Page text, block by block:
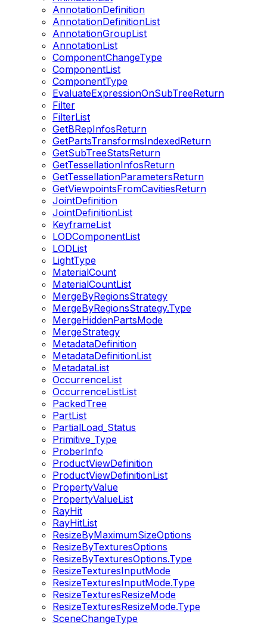
AnnotationDefinition
AnnotationDefinitionList
AnnotationGroupList
AnnotationList
ComponentChangeType
ComponentList
ComponentType
EvaluateExpressionOnSubTreeReturn
Filter
FilterList
GetBRepInfosReturn
GetPartsTransformsIndexedReturn
GetSubTreeStatsReturn
GetTessellationInfosReturn
GetTessellationParametersReturn
GetViewpointsFromCavitiesReturn
JointDefinition
JointDefinitionList
KeyframeList
LODComponentList
LODList
LightType
MaterialCount
MaterialCountList
MergeByRegionsStrategy
MergeByRegionsStrategy.Type
MergeHiddenPartsMode
MergeStrategy
MetadataDefinition
MetadataDefinitionList
MetadataList
OccurrenceList
OccurrenceListList
PackedTree
PartList
PartialLoad_Status
Primitive_Type
ProberInfo
ProductViewDefinition
ProductViewDefinitionList
PropertyValue
PropertyValueList
RayHit
RayHitList
ResizeByMaximumSizeOptions
ResizeByTexturesOptions
ResizeByTexturesOptions.Type
ResizeTexturesInputMode
ResizeTexturesInputMode.Type
ResizeTexturesResizeMode
ResizeTexturesResizeMode.Type
SceneChangeType